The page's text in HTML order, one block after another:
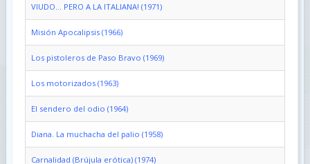
VIUDO... PERO A LA ITALIANA! (1971)
Misión Apocalipsis (1966)
Los pistoleros de Paso Bravo (1969)
Los motorizados (1963)
El sendero del odio (1964)
Diana. La muchacha del palio (1958)
Carnalidad (Brújula erótica) (1974)